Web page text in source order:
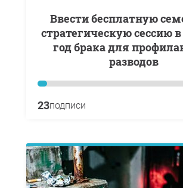
Ввести бесплатную семейную
стратегическую сессию
год брака для
разводов
23подписи